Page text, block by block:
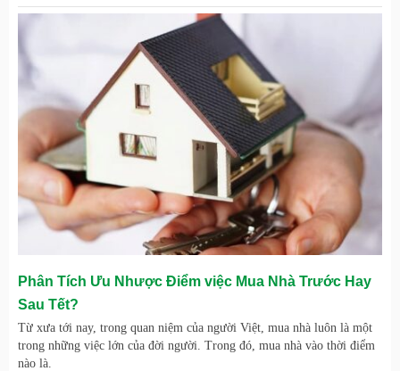
Phân Tích Ưu Nhược Điểm việc Mua Nhà Trước Hay
Sau Tết?
Từ xưa tới nay, trong quan niệm của người Việt, mua nhà luôn là một
trong những việc lớn của đời người. Trong đó, mua nhà vào thời điểm
nào là.